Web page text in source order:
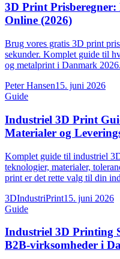
3D Print
Online (2026)
Brug vores gratis 3D print
sekunder. Komplet guide til
og metalprint i Danmark 2026.
Peter Hansen15. juni 2026
Guide
Industriel 3D Print
Materialer og
Komplet guide til industriel
teknologier, materialer,
print er det rette valg til din
3DIndustriPrint15. juni 2026
Guide
Industriel 3D Printing
B2B-virksomheder i